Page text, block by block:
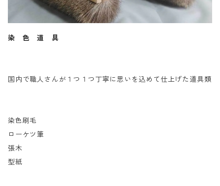
染 色 道 具
国内で職人さんが１つ１つ丁寧に思いを込めて仕上げた道具類
染色刷毛
ローケツ筆
張木
型紙